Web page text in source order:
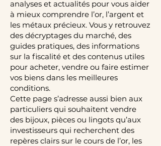
analyses et actualités pour vous aider
à mieux comprendre l’or, l’argent et
les métaux précieux. Vous y retrouvez
des décryptages du marché, des
guides pratiques, des informations
sur la fiscalité et des contenus utiles
pour acheter, vendre ou faire estimer
vos biens dans les meilleures
conditions.
Cette page s’adresse aussi bien aux
particuliers qui souhaitent vendre
des bijoux, pièces ou lingots qu’aux
investisseurs qui recherchent des
repères clairs sur le cours de l’or, les